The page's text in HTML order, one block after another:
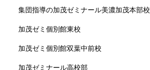
集団指導の加茂ゼミナール美濃加茂本部校
加茂ゼミ個別館東校
加茂ゼミ個別館双葉中前校
加茂ゼミナール高校部